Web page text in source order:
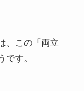
、この「両立
です。